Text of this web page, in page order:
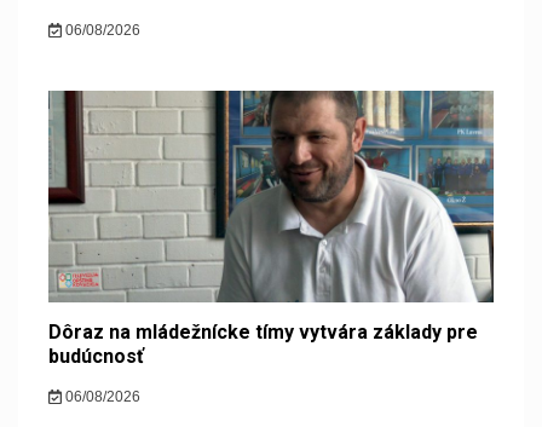
06/08/2026
Dôraz na mládežnícke tímy vytvára základy pre
budúcnosť
06/08/2026